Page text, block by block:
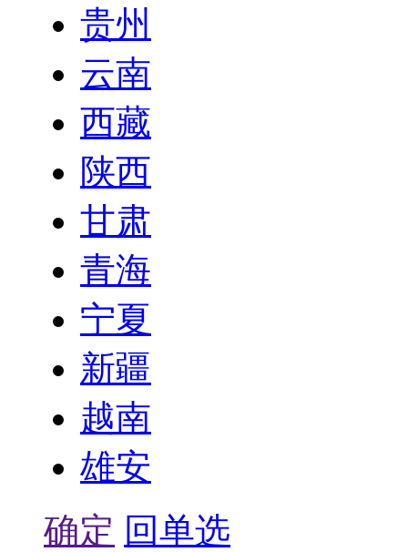
贵州
云南
西藏
陕西
甘肃
青海
宁夏
新疆
越南
雄安
确定 回单选